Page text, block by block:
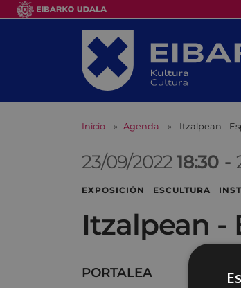
Inicio Agenda Itzalpean -
23/09/202218:30 -
EXPOSICIÓN ESCULTURA
Itzalpean -
PORTALEA